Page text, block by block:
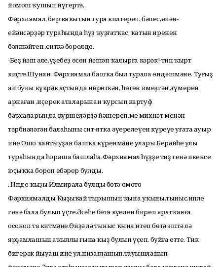
йомош ҡушып йүгертә.
Фәрхиямал, бер ваҡытын тура килтереп, бәпес,ейән-
ейәнсәрҙәр тураһында һүҙ ҡуҙғатҡас, ҡатын иренен
бәлшәйтеп ,ситкә боролдо.
-Беҙ йәш әле,үҙебеҙ өсөн йәшәп ҡалырға кәрәк!-тип ҡырт
киҫте.Шунан, Фәрхиямал башҡа был турала өндәшмәне. Туғыҙ
ай буйы күкрәк аҫтында йөрөткән, һөтөн имеҙгән ,ғүмерен
арнаған ,иҫерек аталарынан ҡурсып,картуф
баҡсаларында,күршеләрҙә йәшереп,мең михнәт менән
тәрбиәләгән балаһының сит-ятҡа әүерелеүен күреүе уғата ауыр
ине.Ошо ҡайтыуҙан башҡа күренмәне улары.Берәйһе улы
тураһында һораша башлаһа,Фәрхиямал һүҙҙе тиҙ генә икенсе
юҫыҡҡа бороп ебәрер булды.
..Инде ҡыҙы Илмирала булды бөтә өмөтө
Фәрхиямалдың.Ҡыҙыҡай тырышып ҡына уҡыны,тыныс,ипле
генә бала булып үҫте.Әсәһе бөтә күңелен биреп яратҡанға
осоноп та китмәне.Өйҙә лә тыныс ҡына итеп бөтә эштә лә
ярҙамлашып,аҡыллы ғына ҡыҙ булып үҫеп, буйға етте. Тик
бигерәк йыуаш ине ул,низағлашып,тауышланып